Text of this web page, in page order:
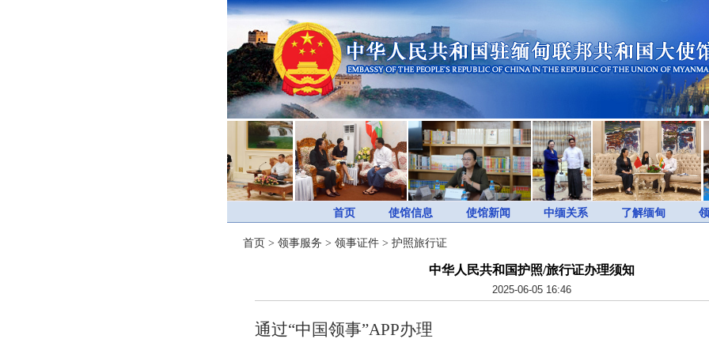
首页 使馆信息 使馆新闻 中缅关系 了解缅甸
首页 > 领事服务 > 领事证件 > 护照旅行证
中华人民共和国护照/旅行证办理须知
2025-06-05 16:46
通过“中国领事”APP办理